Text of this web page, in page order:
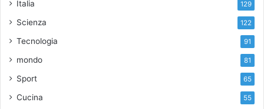
Italia 129
Scienza 122
Tecnologia 91
mondo 81
Sport 65
Cucina 55